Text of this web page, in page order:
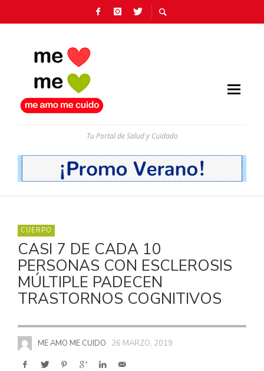
Tu Portal de Salud y Cuidado
CUERPO
CASI 7 DE CADA 10
PERSONAS CON ESCLEROSIS
MÚLTIPLE PADECEN
TRASTORNOS COGNITIVOS
ME AMO ME CUIDO 26 MARZO, 2019